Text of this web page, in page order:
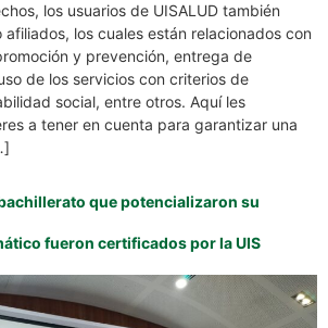
los usuarios de UISALUD también
los cuales están relacionados con
y prevención, entrega de
de los servicios con criterios de
social, entre otros. Aquí les
a tener en cuenta para garantizar una
que potencializaron su
fueron certificados por la UIS